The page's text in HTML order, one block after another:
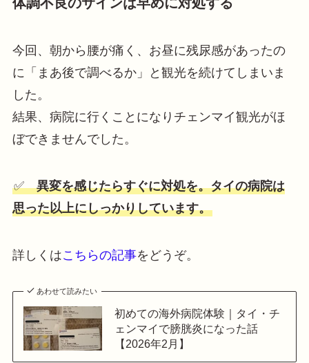
今回、朝から腰が痛く、お昼に残尿感があったの
に「まあ後で調べるか」と観光を続けてしまいま
した。
結果、病院に行くことになりチェンマイ観光がほ
ぼできませんでした。
✅異変を感じたらすぐに対処を。タイの病院は
思った以上にしっかりしています。
詳しくはこちらの記事をどうぞ。
あわせて読みたい
初めての海外病院体験｜タイ・チ
ェンマイで膀胱炎になった話
【2026年2月】